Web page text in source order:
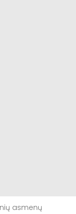
asmenų